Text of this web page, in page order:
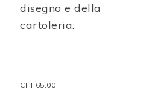
disegno e della
cartoleria.
CHF65.00